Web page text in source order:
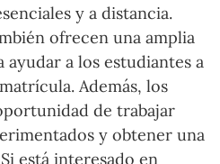
y a distancia.
ofrecen una amplia
ayudar a los estudiantes a
Además, los
de trabajar
y obtener una
está interesado en